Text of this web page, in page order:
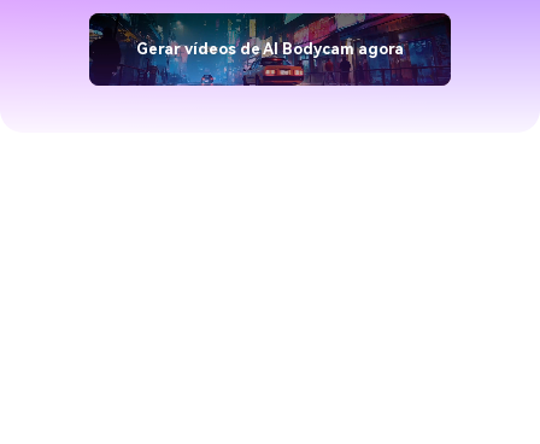
Gerar vídeos de AI Bodycam agora